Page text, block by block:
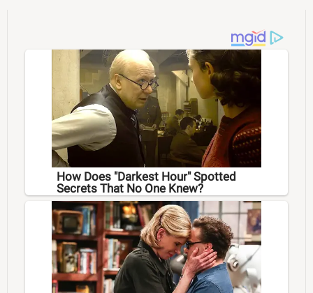
How Does "Darkest Hour" Spotted
Secrets That No One Knew?